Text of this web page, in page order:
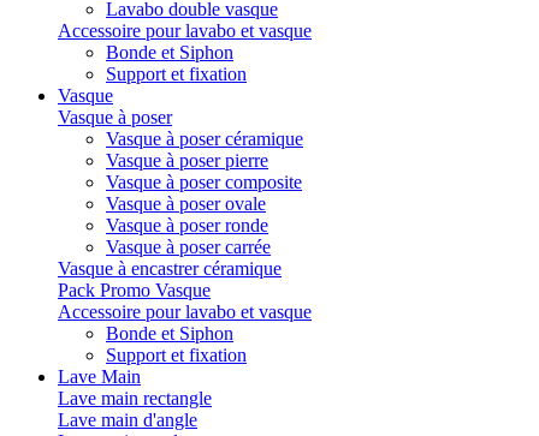
Lavabo double vasque
Accessoire pour lavabo et vasque
Bonde et Siphon
Support et fixation
Vasque
Vasque à poser
Vasque à poser céramique
Vasque à poser pierre
Vasque à poser composite
Vasque à poser ovale
Vasque à poser ronde
Vasque à poser carrée
Vasque à encastrer céramique
Pack Promo Vasque
Accessoire pour lavabo et vasque
Bonde et Siphon
Support et fixation
Lave Main
Lave main rectangle
Lave main d'angle